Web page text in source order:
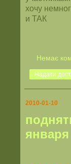
хочу
и ТАК
Немає
Надати
2010-01-10
января